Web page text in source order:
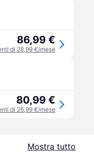
86,99 €
di 28,99 €/mese
80,99 €
di 26,99 €/mese
Mostra tutto